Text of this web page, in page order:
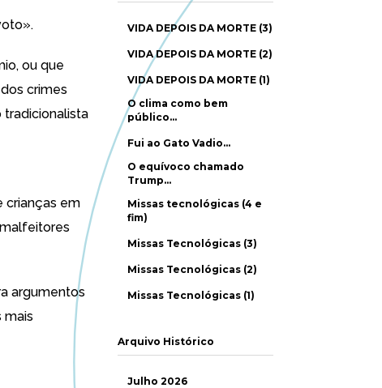
ou que
crimes
tradicionalista
crianças em
argumentos
mais
VIDA DEPOIS DA MORTE (3)
VIDA DEPOIS DA MORTE (2)
VIDA DEPOIS DA MORTE (1)
O clima como bem
público…
Fui ao Gato Vadio…
O equívoco chamado
Trump…
Missas tecnológicas (4 e
fim)
Missas Tecnológicas (3)
Missas Tecnológicas (2)
Missas Tecnológicas (1)
Arquivo Histórico
Julho 2026